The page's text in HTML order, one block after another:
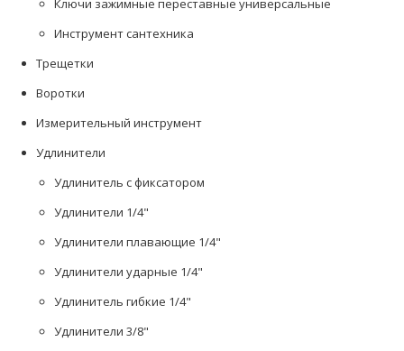
Ключи зажимные переставные универсальные
Инструмент сантехника
Трещетки
Воротки
Измерительный инструмент
Удлинители
Удлинитель с фиксатором
Удлинители 1/4"
Удлинители плавающие 1/4"
Удлинители ударные 1/4"
Удлинитель гибкие 1/4"
Удлинители 3/8"